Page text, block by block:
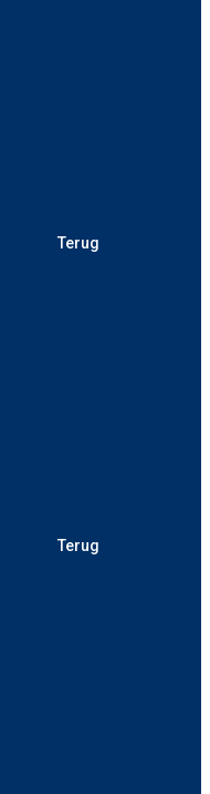
Terug
Terug